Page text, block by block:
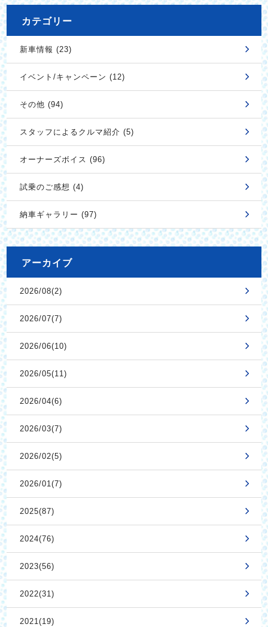
カテゴリー
新車情報 (23)
イベント/キャンペーン (12)
その他 (94)
スタッフによるクルマ紹介 (5)
オーナーズボイス (96)
試乗のご感想 (4)
納車ギャラリー (97)
アーカイブ
2026/08(2)
2026/07(7)
2026/06(10)
2026/05(11)
2026/04(6)
2026/03(7)
2026/02(5)
2026/01(7)
2025(87)
2024(76)
2023(56)
2022(31)
2021(19)